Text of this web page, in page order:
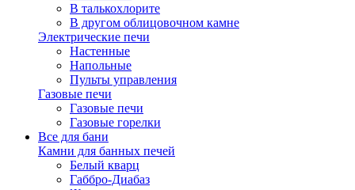
В талькохлорите
В другом облицовочном камне
Электрические печи
Настенные
Напольные
Пульты управления
Газовые печи
Газовые печи
Газовые горелки
Все для бани
Камни для банных печей
Белый кварц
Габбро-Диабаз